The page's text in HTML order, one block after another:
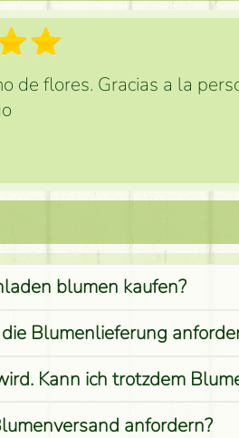
de flores. Gracias a la
blumen kaufen?
Blumenlieferung
Kann ich trotzdem
anfordern?